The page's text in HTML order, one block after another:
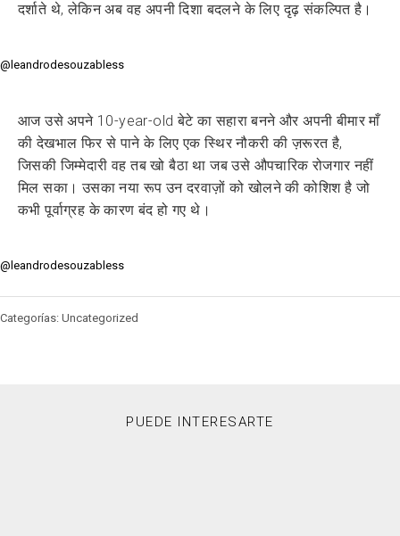
दर्शाते थे, लेकिन अब वह अपनी दिशा बदलने के लिए दृढ़ संकल्पित है।
@leandrodesouzabless
आज उसे अपने 10-year-old बेटे का सहारा बनने और अपनी बीमार माँ
की देखभाल फिर से पाने के लिए एक स्थिर नौकरी की ज़रूरत है,
जिसकी जिम्मेदारी वह तब खो बैठा था जब उसे औपचारिक रोजगार नहीं
मिल सका। उसका नया रूप उन दरवाज़ों को खोलने की कोशिश है जो
कभी पूर्वाग्रह के कारण बंद हो गए थे।
@leandrodesouzabless
Categorías: Uncategorized
PUEDE INTERESARTE